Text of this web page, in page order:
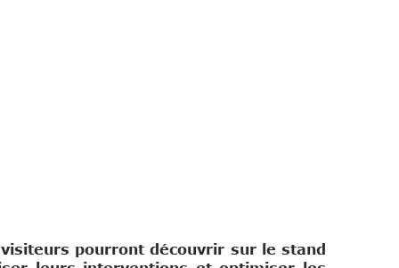
pourront découvrir sur le stand